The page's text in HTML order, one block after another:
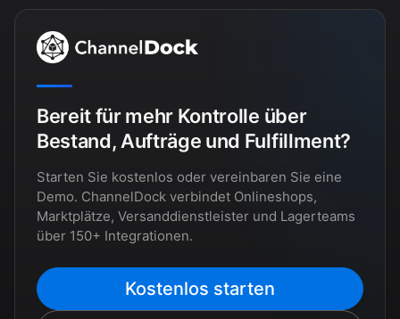
Bereit für mehr Kontrolle über
Bestand, Aufträge und Fulfillment?
Starten Sie kostenlos oder vereinbaren Sie eine
Demo. ChannelDock verbindet Onlineshops,
Marktplätze, Versanddienstleister und Lagerteams
über 150+ Integrationen.
Kostenlos starten